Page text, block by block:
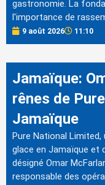
gastronomie. La
l'importance de
9 août 2026 11:10
Jamaïque:
rênes de
Jamaïque
Pure National
glace en Jamaïque et
désigné Omar
responsable des